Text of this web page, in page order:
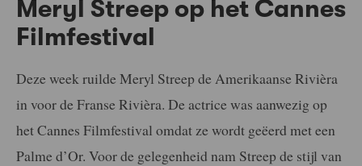
Meryl Streep op het Cannes
Filmfestival
Deze week ruilde Meryl Streep de Amerikaanse Rivièra
in voor de Franse Rivièra. De actrice was aanwezig op
het Cannes Filmfestival omdat ze wordt geëerd met een
Palme d’Or. Voor de gelegenheid nam Streep de stijl van